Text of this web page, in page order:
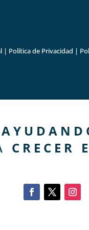
| Política de Privacidad |
CRECER